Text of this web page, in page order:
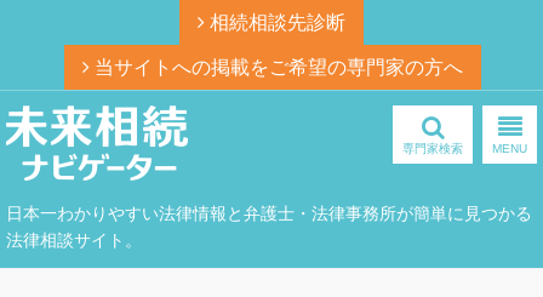
相続相談先診断
当サイトへの掲載をご希望の専門家の方へ
日本一わかりやすい法律情報と弁護士・法律事務所が簡単に見つかる
法律相談サイト。
専門家検索 MENU